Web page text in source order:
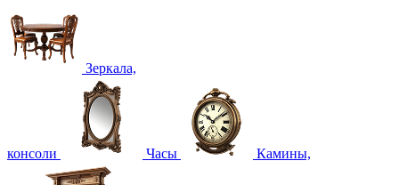
Зеркала,
консоли Часы Камины,